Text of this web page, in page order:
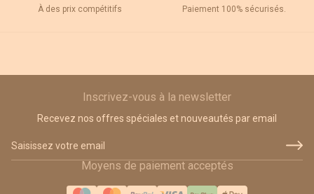
À des prix compétitifs Paiement 100% sécurisés.
Inscrivez-vous à la newsletter
Recevez nos offres spéciales et nouveautés par email
Moyens de paiement acceptés